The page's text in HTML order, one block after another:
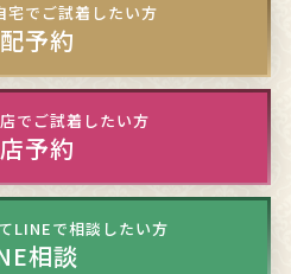
宅でご試着したい方
予約
でご試着したい方
予約
LINEで相談したい方
相談